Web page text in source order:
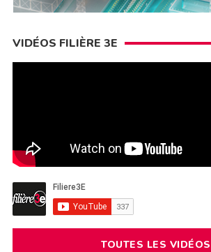
VIDÉOS FILIÈRE 3E
TOUTES LES VIDÉOS